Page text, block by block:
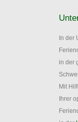
In der
in der
Mit
Ihrer